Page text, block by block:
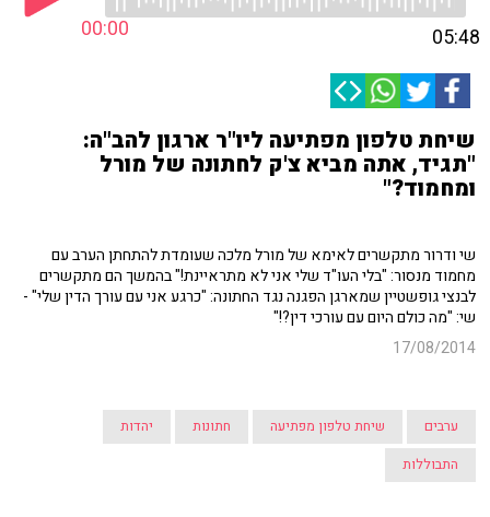
00:00 05:48
שיחת טלפון מפתיעה ליו"ר ארגון להב"ה:
"תגיד, אתה מביא צ'ק לחתונה של מורל
ומחמוד?"
שי ודרור מתקשרים לאימא של מורל מלכה שעומדת להתחתן הערב עם
מחמוד מנסור: "בלי העו"ד שלי אני לא מתראיינת!" בהמשך הם מתקשרים
לבנצי גופשטיין שמארגן הפגנה נגד החתונה: "כרגע אני עם עורך הדין שלי" -
שי: "מה כולם היום עם עורכי דין?!"
17/08/2014
ערבים שיחת טלפון מפתיעה חתונות
יהדות
התבוללות